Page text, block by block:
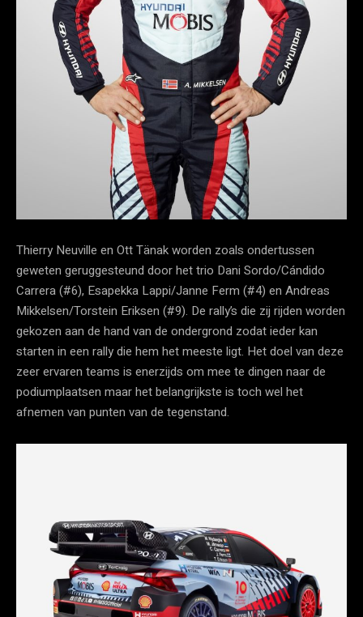
Thierry Neuville en Ott Tänak worden zoals ondertussen
geweten geruggesteund door het trio Dani Sordo/Cándido
Carrera (#6), Esapekka Lappi/Janne Ferm (#4) en Andreas
Mikkelsen/Torstein Eriksen (#9). De rally’s die zij rijden worden
gekozen aan de hand van de ondergrond zodat ieder kan
starten in een rally die hem het meeste ligt. Het doel van deze
zeer ervaren teams is enerzijds om mee te dingen naar de
podiumplaatsen maar het belangrijkste is toch wel het
afnemen van punten van de tegenstand.